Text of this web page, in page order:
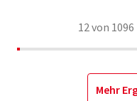
12von 1096
Mehr